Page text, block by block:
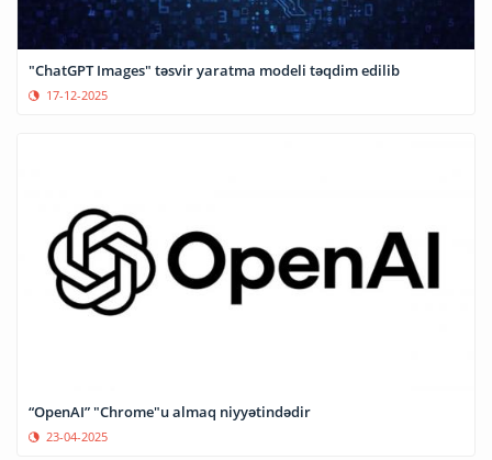
"ChatGPT Images" təsvir yaratma modeli təqdim edilib
17-12-2025
“OpenAI” "Chrome"u almaq niyyətindədir
23-04-2025